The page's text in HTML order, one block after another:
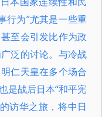
行为”尤其是一些重
至会引发比作为政
泛的讨论。与冷战
仁天皇在多个场合
是战后日本“和平宪
访华之旅，将中日